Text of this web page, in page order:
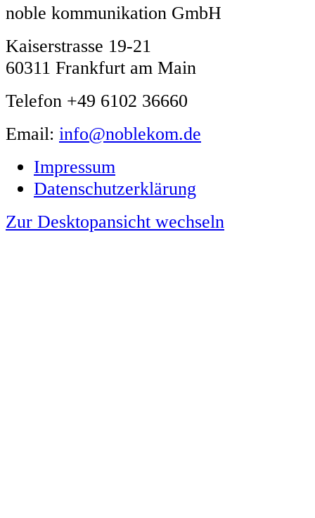
noble kommunikation GmbH
Kaiserstrasse 19-21
60311 Frankfurt am Main
Telefon +49 6102 36660
Email: info@noblekom.de
Impressum
Datenschutzerklärung
Zur Desktopansicht wechseln